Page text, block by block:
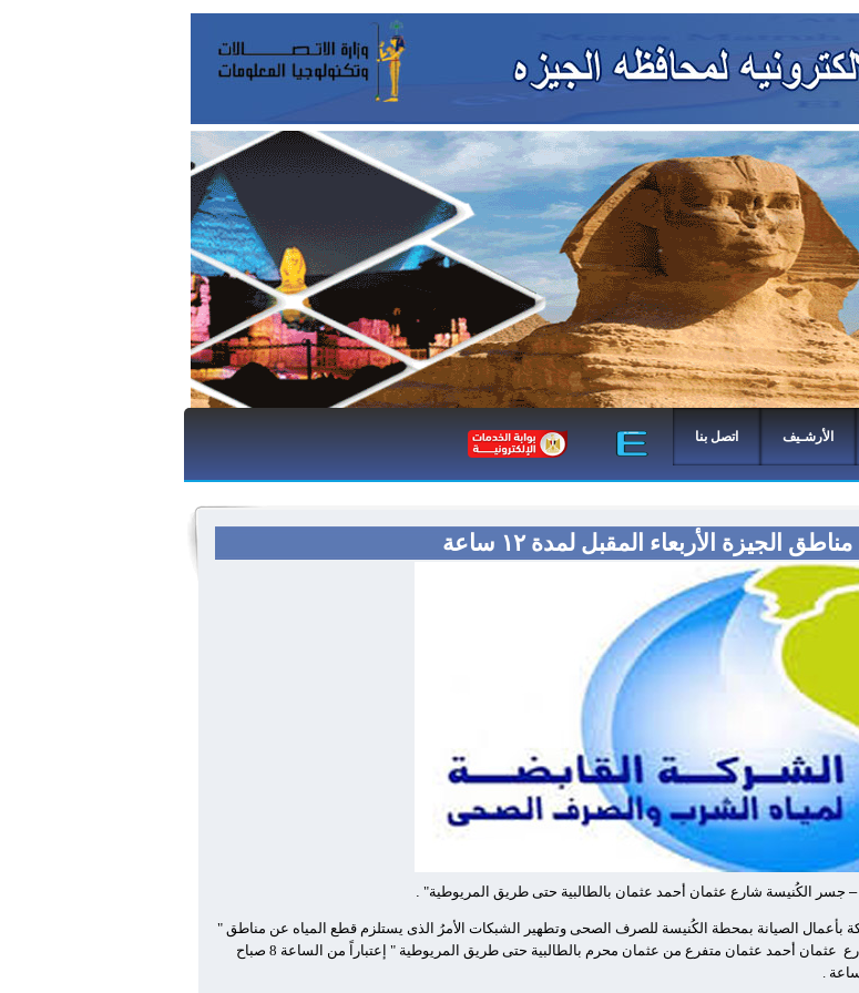
الأرشـيف اتصل بنا
الجيزة الأربعاء المقبل لمدة ١٢ ساعة
– جسر الكُنيسة شارع عثمان أحمد عثمان بالطالبية حتى طريق المريوطية" .
بأعمال الصيانة بمحطة الكُنيسة للصرف الصحى وتطهير الشبكات الأمرُ الذى يستلزم قطع المياه عن مناطق "
عثمان أحمد عثمان متفرع من عثمان محرم بالطالبية حتى طريق المريوطية " إعتباراً من الساعة 8 صباح